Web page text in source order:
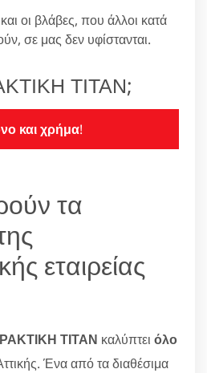
οι βλάβες, που άλλοι κατά
σε μας δεν υφίστανται.
ΤΙΤΑΝ;
και χρήμα!
τα
εταιρείας
ΤΙΤΑΝ καλύπτει όλο
Ένα από τα διαθέσιμα